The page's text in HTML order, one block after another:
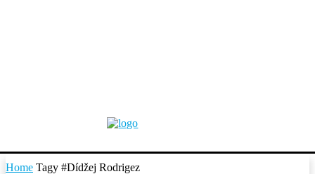
Home Tagy #Dídžej Rodrigez